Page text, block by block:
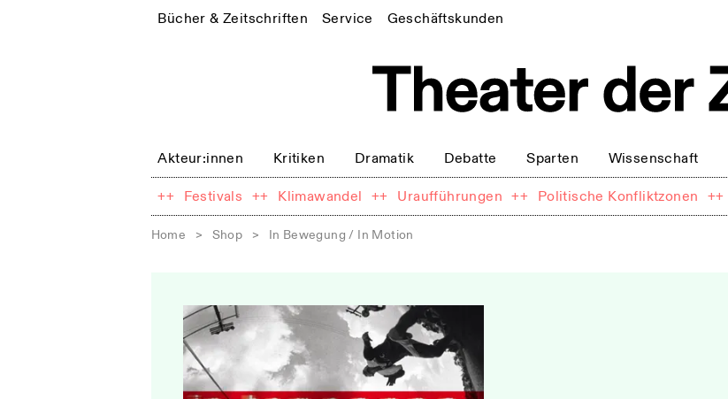
Bücher & Zeitschriften Service Geschäftskunden
Akteur:innen Kritiken Dramatik Debatte Sparten Wissenschaft
++ Festivals ++ Klimawandel ++ Uraufführungen ++ Politische Konfliktzonen ++
Home > Shop > In Bewegung / In Motion